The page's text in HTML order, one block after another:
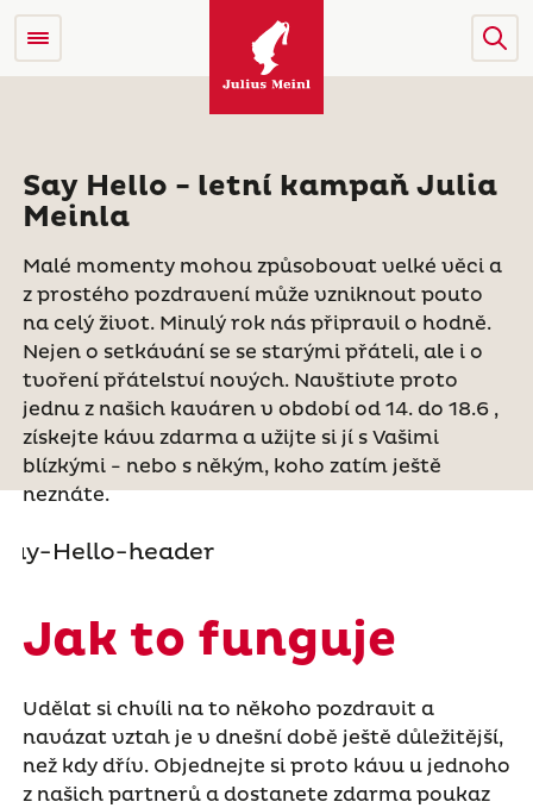
Say Hello - letní kampaň Julia
Meinla
Malé momenty mohou způsobovat velké věci a
z prostého pozdravení může vzniknout pouto
na celý život. Minulý rok nás připravil o hodně.
Nejen o setkávání se se starými přáteli, ale i o
tvoření přátelství nových. Navštivte proto
jednu z našich kaváren v období od 14. do 18.6 ,
získejte kávu zdarma a užijte si jí s Vašimi
blízkými - nebo s někým, koho zatím ještě
neznáte.
Jak to funguje
Udělat si chvíli na to někoho pozdravit a
navázat vztah je v dnešní době ještě důležitější,
než kdy dřív. Objednejte si proto kávu u jednoho
z našich partnerů a dostanete zdarma poukaz